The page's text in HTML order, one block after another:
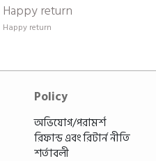
Happy return
Happy return
Policy
অভিযোগ/পরামর্শ
রিফান্ড এবং রিটার্ন নীতি
শর্তাবলী